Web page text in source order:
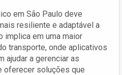
em São Paulo deve
resiliente e adaptável a
em uma maior
transporte, onde aplicativos
ajudar a gerenciar as
oferecer soluções que